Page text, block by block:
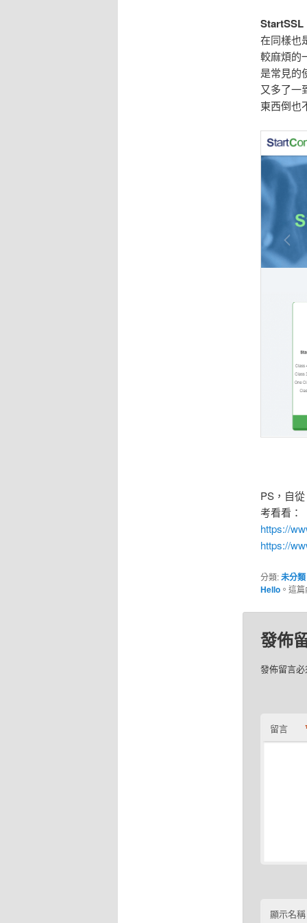
StartSSL
在同樣也
較麻煩的
是常見的
又多了一
東西倒也
PS，自
考看看：
https://
https://
分類:未分類
Hello。這
發佈
發佈留言
留言
顯示名稱